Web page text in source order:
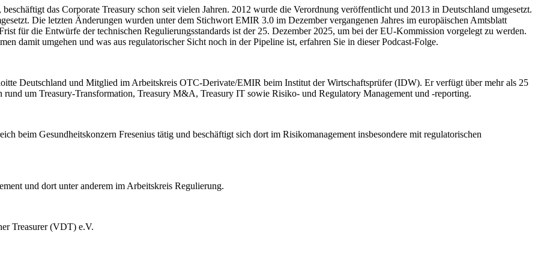
das Corporate Treasury schon seit vielen Jahren. 2012 wurde die Verordnung veröffentlicht und 2013 in Deutschland umgesetzt.
Die letzten Änderungen wurden unter dem Stichwort EMIR 3.0 im Dezember vergangenen Jahres im europäischen Amtsblatt
für die Entwürfe der technischen Regulierungsstandards ist der 25. Dezember 2025, um bei der EU-Kommission vorgelegt zu werden.
damit umgehen und was aus regulatorischer Sicht noch in der Pipeline ist, erfahren Sie in dieser Podcast-Folge.
Deutschland und Mitglied im Arbeitskreis OTC-Derivate/EMIR beim Institut der Wirtschaftsprüfer (IDW). Er verfügt über mehr als 25
um Treasury-Transformation, Treasury M&A, Treasury IT sowie Risiko- und Regulatory Management und -reporting.
beim Gesundheitskonzern Fresenius tätig und beschäftigt sich dort im Risikomanagement insbesondere mit regulatorischen
und dort unter anderem im Arbeitskreis Regulierung.
Treasurer (VDT) e.V.